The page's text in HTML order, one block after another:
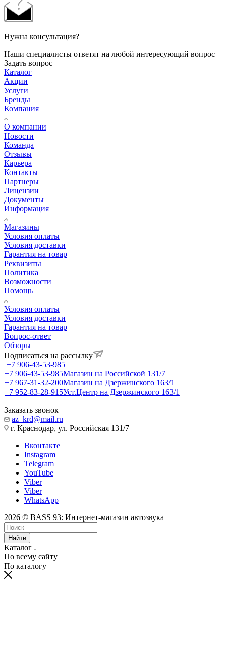
Нужна консультация?
Наши специалисты ответят на любой интересующий вопрос
Задать вопрос
Каталог
Акции
Услуги
Бренды
Компания
О компании
Новости
Команда
Отзывы
Карьера
Контакты
Партнеры
Лицензии
Документы
Информация
Магазины
Условия оплаты
Условия доставки
Гарантия на товар
Реквизиты
Политика
Возможности
Помощь
Условия оплаты
Условия доставки
Гарантия на товар
Вопрос-ответ
Обзоры
Подписаться на рассылку
+7 906-43-53-985
+7 906-43-53-985Магазин на Российской 131/7
+7 967-31-32-200Магазин на Дзержинского 163/1
+7 952-83-28-915Уст.Центр на Дзержинского 163/1
Заказать звонок
az_krd@mail.ru
г. Краснодар, ул. Российская 131/7
Вконтакте
Instagram
Telegram
YouTube
Viber
Viber
WhatsApp
2026 © BASS 93: Интернет-магазин автозвука
Найти
Каталог
По всему сайту
По каталогу